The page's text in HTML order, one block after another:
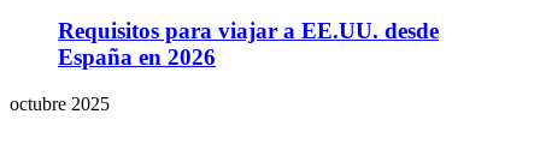
Requisitos para viajar a EE.UU. desde
España en 2026
octubre 2025